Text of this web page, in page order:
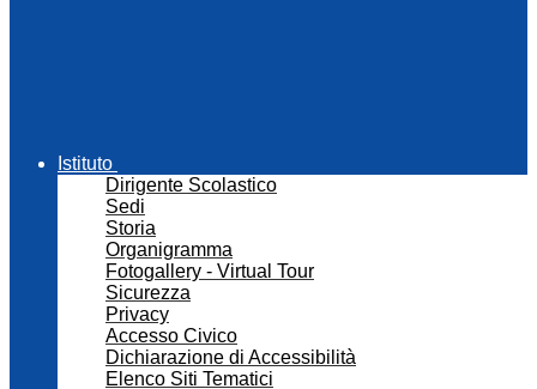
Istituto
Dirigente Scolastico
Sedi
Storia
Organigramma
Fotogallery - Virtual Tour
Sicurezza
Privacy
Accesso Civico
Dichiarazione di Accessibilità
Elenco Siti Tematici